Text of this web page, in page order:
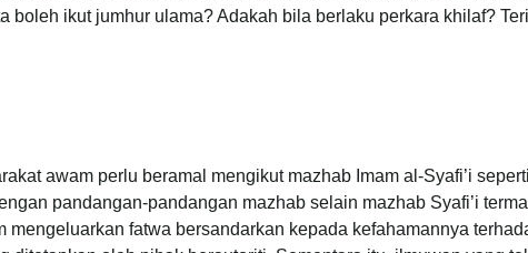
boleh ikut jumhur ulama? Adakah bila berlaku perkara khilaf?
awam perlu beramal mengikut mazhab Imam al-Syafi’i
pandangan-pandangan mazhab selain mazhab Syafi’i
mengeluarkan fatwa bersandarkan kepada kefahamannya